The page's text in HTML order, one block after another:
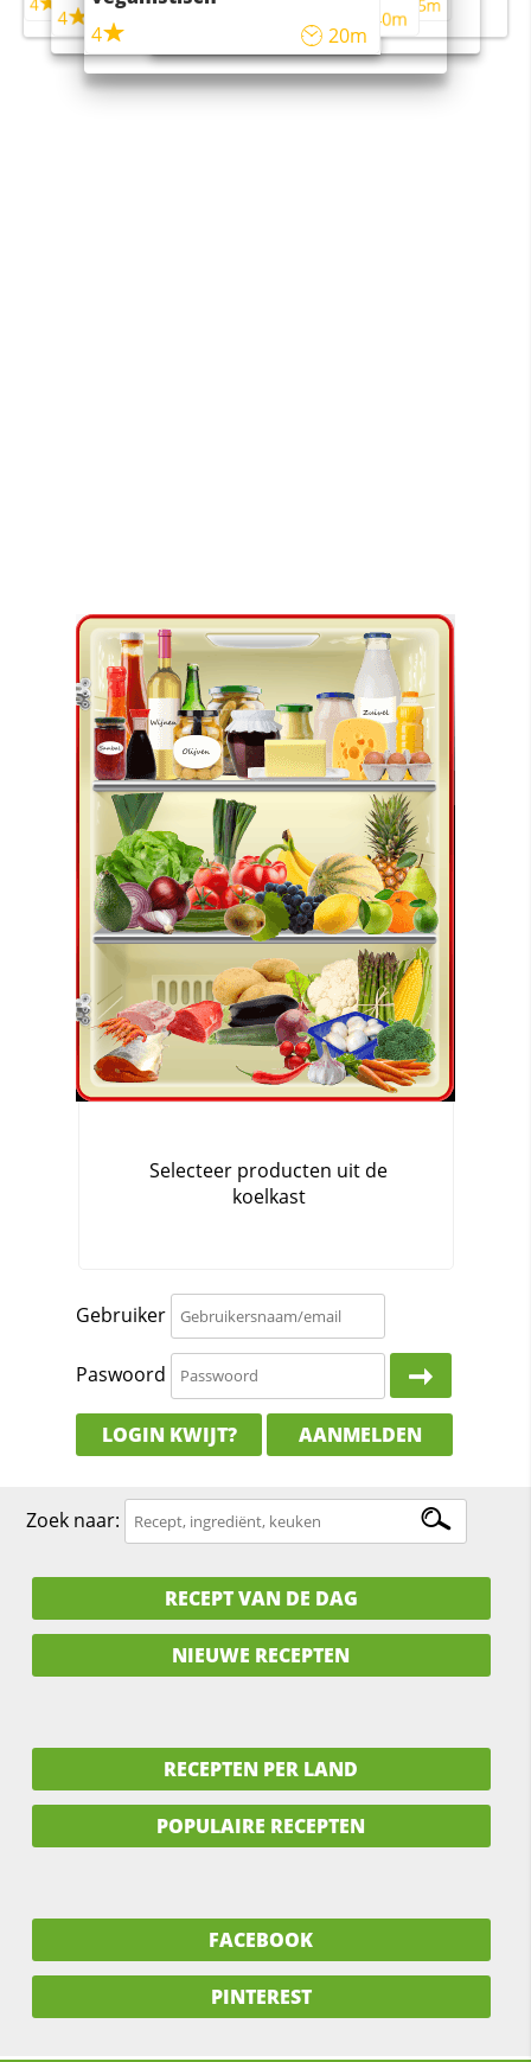
Gebruiker
Paswoord
LOGIN KWIJT? AANMELDEN
4
4
20m
40m
55m
Zoek naar:
RECEPT VAN DE DAG
NIEUWE RECEPTEN
RECEPTEN PER LAND
POPULAIRE RECEPTEN
FACEBOOK
PINTEREST